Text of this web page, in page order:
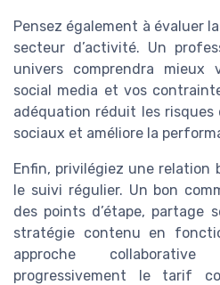
Pensez également à évaluer
secteur d’activité. Un
univers comprendra mieux
social media et vos
adéquation réduit les risques
sociaux et améliore la
Enfin, privilégiez une relation
le suivi régulier. Un bon
des points d’étape, partage
stratégie contenu en
approche collaborative
progressivement le tarif